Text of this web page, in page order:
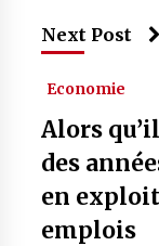
Next Post
Economie
Alors
des
en
emplois